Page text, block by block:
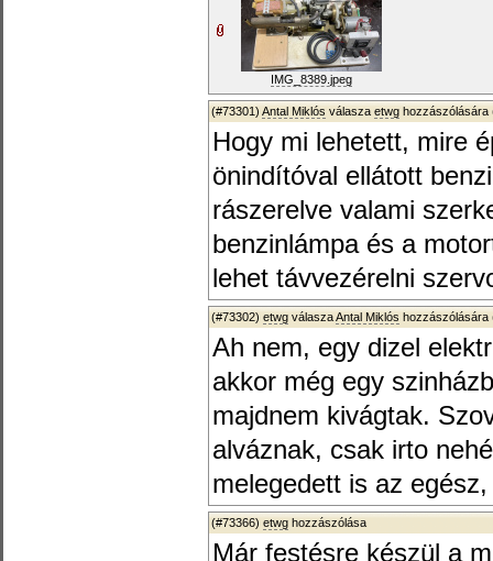
IMG_8389.jpeg
(#73301) Antal Miklós válasza etwg hozzászólására
Hogy mi lehetett, mire
önindítóval ellátott
rászerelve valami
benzinlámpa és a
lehet távvezérelni
(#73302) etwg válaszaAntal Miklós hozzászólására
Ah nem, egy dizel
akkor még egy
majdnem kivágtak.
alváznak, csak irto
melegedett is az
(#73366) etwg hozzászólása
Már festésre készül a